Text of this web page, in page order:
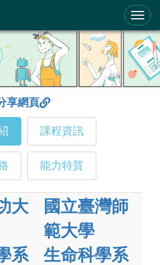
輔助系統
享網頁
課程資訊
能力特質
大
系
國立臺灣師
範大學
生命科學系